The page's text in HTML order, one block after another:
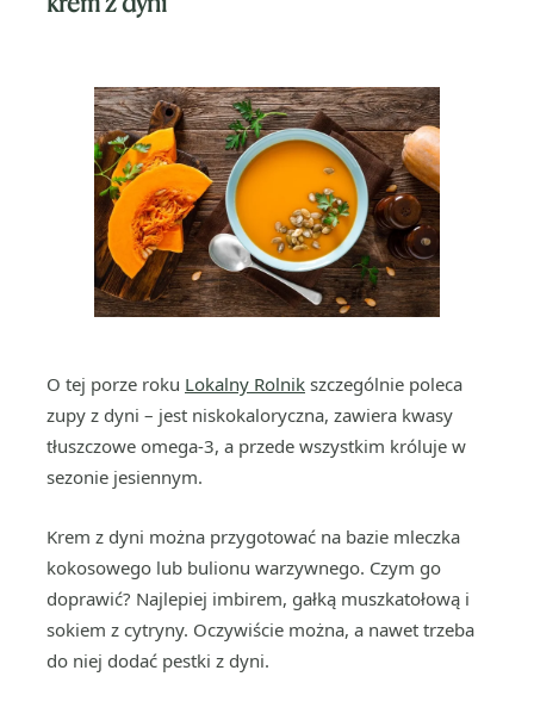
O tej porze roku Lokalny Rolnik szczególnie poleca
zupy z dyni – jest niskokaloryczna, zawiera kwasy
tłuszczowe omega-3, a przede wszystkim króluje w
sezonie jesiennym.
Krem z dyni można przygotować na bazie mleczka
kokosowego lub bulionu warzywnego. Czym go
doprawić? Najlepiej imbirem, gałką muszkatołową i
sokiem z cytryny. Oczywiście można, a nawet trzeba
do niej dodać pestki z dyni.